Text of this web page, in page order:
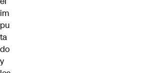
im
pu
ta
do
y